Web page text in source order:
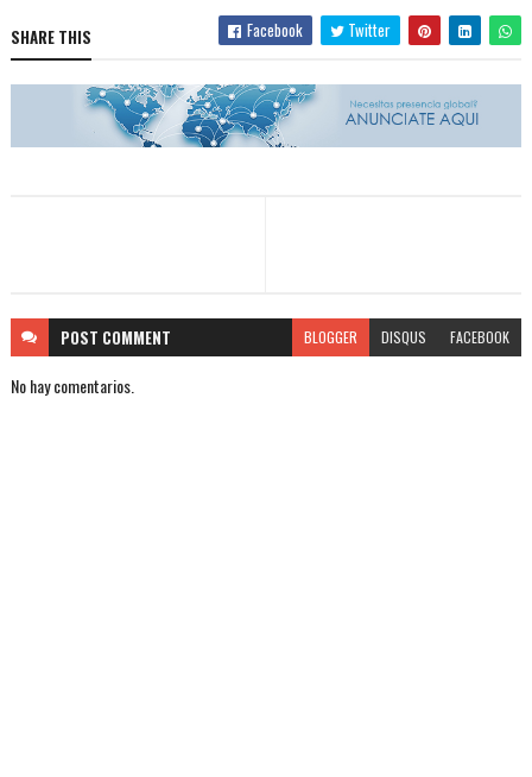
SHARE THIS Facebook Twitter
POST COMMENT BLOGGER DISQUS FACEBOOK
No hay comentarios.